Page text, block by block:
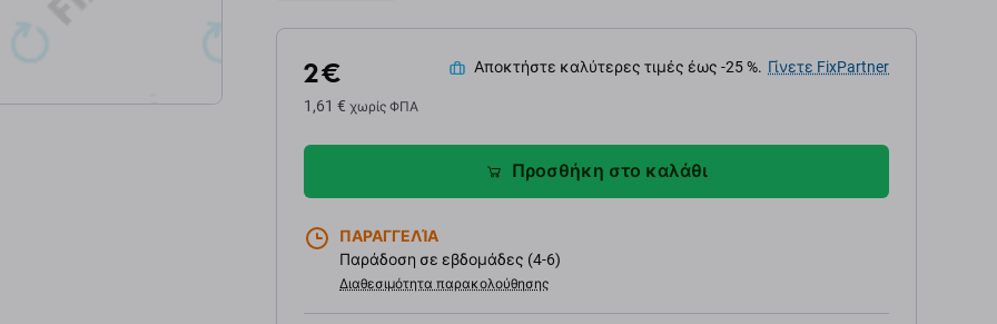
2 €
1,61 € χωρίς ΦΠΑ
Αποκτήστε καλύτερες τιμές έως -25 %. Γίνετε FixPartner
Προσθήκη στο καλάθι
ΠΑΡΑΓΓΕΛΊΑ
Παράδοση σε εβδομάδες (4-6)
Διαθεσιμότητα παρακολούθησης